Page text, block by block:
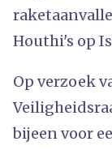
Houthi's op
Op verzoek
bijeen voor